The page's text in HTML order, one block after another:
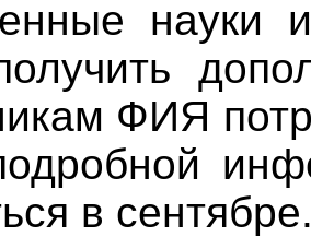
науки
ФИЯ
в